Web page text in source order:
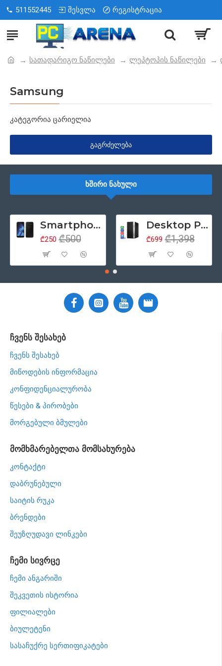
511552445 შესვლა რეგისტრაცია
სათადარიგო ნაწილები ლეპტოპის ნაწილები
Samsung
კატეგორია ცარიელია
ᲒᲐᲒᲠᲫᲔᲚᲔᲑᲐ
ᲮᲨᲘᲠᲘ ᲜᲐᲮᲣᲚᲘ
Smartphone 5.2" Samsung Galaxy A5 (2017), 4G, Samsung Exynos 7880, 3GB/32GB, ორმაგი SIM, NFC, რადიო, Android 6, შავი (მეორადი პროდუქტის კლასი - A)
₾250 ₾500
Desktop PC კომპიუტერი HP ProDesk 400 G5 Tower, Intel Core i5 8500 (6 თაობა), 8GB ოპერატიული, 256GB SSD მყარი დისკი, DisplayPort, DVD, Windows 11 Pro (მოერადი პროდუქციის კლასი - ა)
₾699 ₾1,398
ჩვენს შესახებ
ჩვენს შესახებ
მიწოდების ინფორმაცია
კონფიდენციალურობა
წესები & პირობები
მორგებული ბმულები
მომხმარებელთა მომსახურება
კონტაქტი
დაბრუნებული
საიტის რუკა
ბრენდები
შეუზღუდავი ლინკები
ჩემი სივრცე
ჩემი ანგარიში
შეკვეთის ისტორია
ფილიალები
ბიულეტენი
სასაჩუქრე სერთიფიკატები